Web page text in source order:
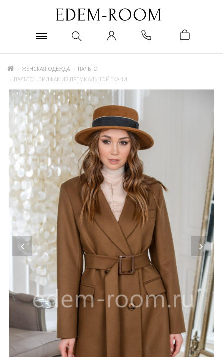
ЖЕНСКАЯ ОДЕЖДА
ПАЛЬТО
ПАЛЬТО - ПИДЖАК ИЗ ПРЕМИАЛЬНОЙ ТКАНИ